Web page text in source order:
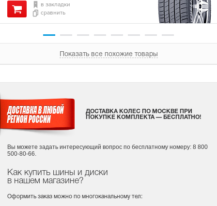
в закладки
сравнить
Показать все похожие товары
Как купить шины и диски
в нашем магазине?
Оформить заказ можно по многоканальному тел:
ДОСТАВКА КОЛЕС ПО МОСКВЕ ПРИ
ПОКУПКЕ КОМПЛЕКТА — БЕСПЛАТНО!
Вы можете задать интересующий вопрос по бесплатному номеру: 8 800
500-80-66.